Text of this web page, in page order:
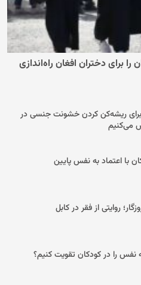
را برای دختران افغان راه‌اندازی
برای ریشه‌کن کردن خشونت جنسی در
می‌کنیم
با اعتماد به نفس پایین
روایتی از فقر در کابل
نفس را در کودکان تقویت کنیم؟